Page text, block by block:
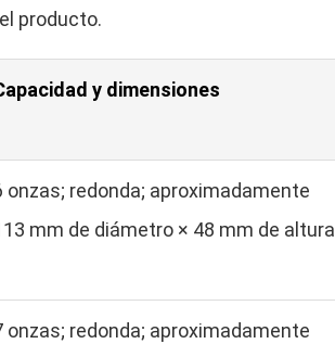
producto.
y dimensiones
onzas; redonda; aproximadamente
mm de diámetro × 48 mm de altura
onzas; redonda; aproximadamente